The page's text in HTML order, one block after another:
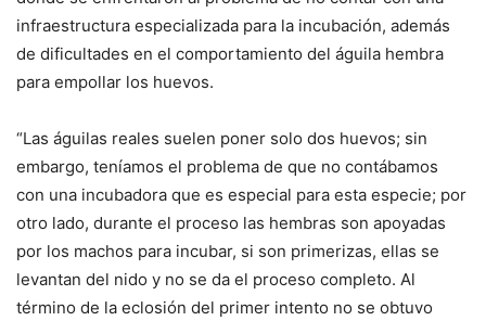
infraestructura especializada para la incubación, además
de dificultades en el comportamiento del águila hembra
para empollar los huevos.
“Las águilas reales suelen poner solo dos huevos; sin
embargo, teníamos el problema de que no contábamos
con una incubadora que es especial para esta especie; por
otro lado, durante el proceso las hembras son apoyadas
por los machos para incubar, si son primerizas, ellas se
levantan del nido y no se da el proceso completo. Al
término de la eclosión del primer intento no se obtuvo